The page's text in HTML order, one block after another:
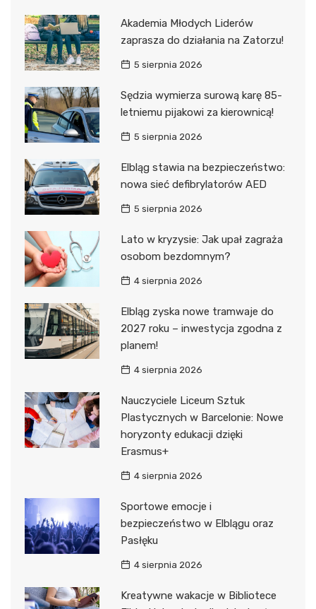
Akademia Młodych Liderów
zaprasza do działania na Zatorzu!
5 sierpnia 2026
Sędzia wymierza surową karę 85-
letniemu pijakowi za kierownicą!
5 sierpnia 2026
Elbląg stawia na bezpieczeństwo:
nowa sieć defibrylatorów AED
5 sierpnia 2026
Lato w kryzysie: Jak upał zagraża
osobom bezdomnym?
4 sierpnia 2026
Elbląg zyska nowe tramwaje do
2027 roku – inwestycja zgodna z
planem!
4 sierpnia 2026
Nauczyciele Liceum Sztuk
Plastycznych w Barcelonie: Nowe
horyzonty edukacji dzięki
Erasmus+
4 sierpnia 2026
Sportowe emocje i
bezpieczeństwo w Elblągu oraz
Pasłęku
4 sierpnia 2026
Kreatywne wakacje w Bibliotece